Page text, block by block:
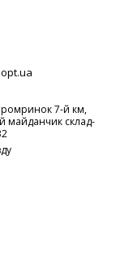
7-й км,
майданчик склад-